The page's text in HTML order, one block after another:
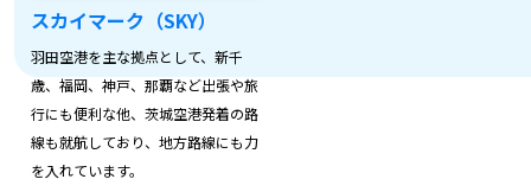
スカイマーク（SKY）
羽田空港を主な拠点として、新千
歳、福岡、神戸、那覇など出張や旅
行にも便利な他、茨城空港発着の路
線も就航しており、地方路線にも力
を入れています。